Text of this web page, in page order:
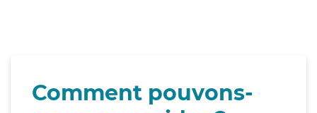
Comment pouvons-